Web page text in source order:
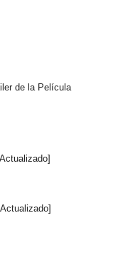
de la Película